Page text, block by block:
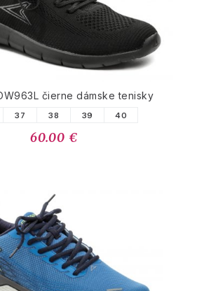
čierne dámske tenisky
37 38 39 40
60.00 €